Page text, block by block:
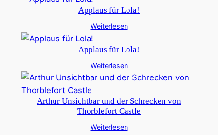
Applaus für Lola!
Weiterlesen
Applaus für Lola!
Weiterlesen
Arthur Unsichtbar und der Schrecken von
Thorblefort Castle
Weiterlesen